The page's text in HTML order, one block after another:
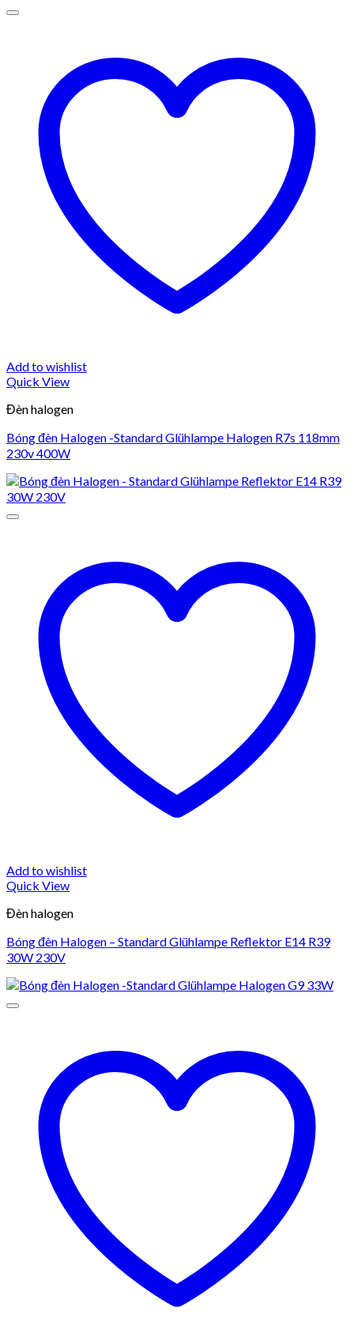
Add to wishlist
Quick View
Đèn halogen
Bóng đèn Halogen -Standard Glühlampe Halogen R7s 118mm
230v 400W
Add to wishlist
Quick View
Đèn halogen
Bóng đèn Halogen – Standard Glühlampe Reflektor E14 R39
30W 230V